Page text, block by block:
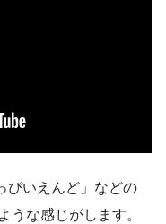
ぴいえんど」などの
うな感じがします。